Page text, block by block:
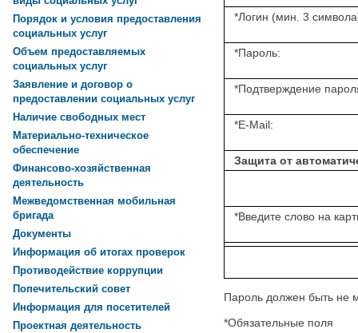
*Логин (мин. 3
*Пароль:
*Подтверждение
*E-Mail:
Защита от
*Введите слово на
Пароль должен быть не
*Обязательные поля
Порядок и условия предоставления
социальных услуг
Объем предоставляемых
социальных услуг
Заявление и договор о
предоставлении социальных услуг
Наличие свободных мест
Материально-техническое
обеспечение
Финансово-хозяйственная
деятельность
Межведомственная мобильная
бригада
Документы
Информация об итогах проверок
Противодействие коррупции
Попечительский совет
Информация для посетителей
Проектная деятельность